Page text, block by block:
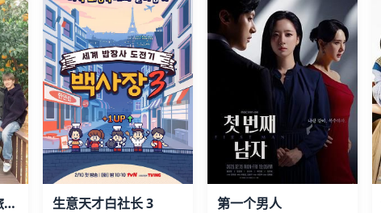
EXO的爬梯子世界旅行5 - 济州岛篇 生意天才白社长 3 第一个男人